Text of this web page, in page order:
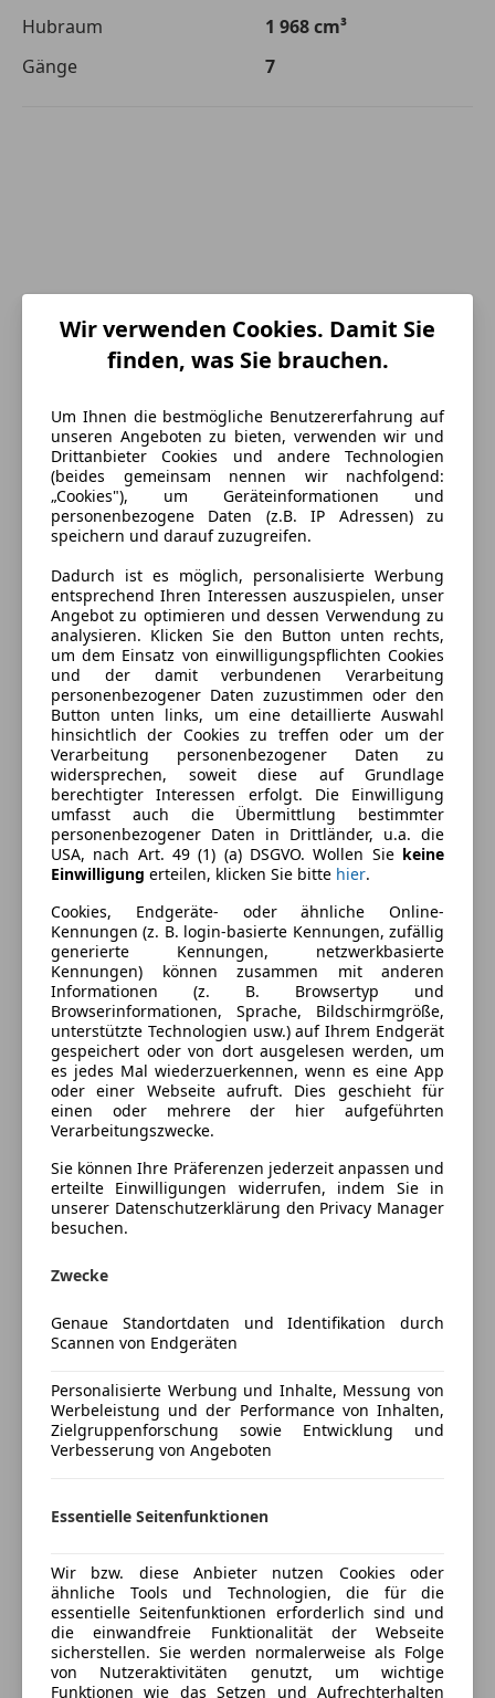
Hubraum
1 968 cm³
Gänge
7
Energieverbrauch
Kraftstoff Diesel
Ausstattung
Komfort
2-Zonen-Klimaautomatik
Armlehne
Berganfahrassistent
Einparkhilfe
Einparkhilfe Sensoren hinten
Einparkhilfe Sensoren vorne
Elektrische Fensterheber
Elektrische Seitenspiegel
Klimaanlage
Lederausstattung
Lederlenkrad
Lichtsensor
Multifunktionslenkrad
Navigationssystem
Regensensor
Schlüssellose Zentralverriegelung
Sitzheizung
Start/Stop-Automatik
Tempomat
Unterhaltung/Media
Bordcomputer
Freisprecheinrichtung
Soundsystem
Sicherheit
Beifahrerairbag
Fahrerairbag
Isofix
Kopfairbag
LED-Scheinwerfer
LED-Tagfahrlicht
Mehr anzeigen
Farbe und Innenausstattung
Außenfarbe
Schwarz
Lackierung
Metallic
Innenausstattung
Vollleder
Fahrzeugbeschreibung
FINANZIERUNG UND EINTAUSCH MÖGLICH.
Besichtigungen sind gerne nach Terminvereinbarung
jederzeit möglich.
Wir sind auch an Sonntagen und Feiertagen für Sie
erreichbar.
Angaben ohne Gewähr, Irrtum und Zwischenverkauf
Ausstattungslisten werden teilweise von Eurotax
zu Abweichungen kommen kann, übernehmen
Eurotax und auch wir keine Haftung für die
bei der Besichtigung bzw. Probefahrt selbst prüfen.
-Erstbesitz
-Frisches Pickerl Gutachten bis: 09/2026
Preisbewertung
Versicherung
anpassen
Freischaden-Gutschein ab Stufe 0
Auto einfach online versichern & Rabatt holen
Wir verwenden Cookies. Damit Sie
finden, was Sie brauchen.
Um Ihnen die bestmögliche Benutzererfahrung auf
unseren Angeboten zu bieten, verwenden wir und
Drittanbieter Cookies und andere Technologien
(beides gemeinsam nennen wir nachfolgend:
„Cookies"), um Geräteinformationen und
personenbezogene Daten (z.B. IP Adressen) zu
speichern und darauf zuzugreifen.
Dadurch ist es möglich, personalisierte Werbung
entsprechend Ihren Interessen auszuspielen, unser
Angebot zu optimieren und dessen Verwendung zu
analysieren. Klicken Sie den Button unten rechts,
um dem Einsatz von einwilligungspflichten Cookies
und der damit verbundenen Verarbeitung
personenbezogener Daten zuzustimmen oder den
Button unten links, um eine detaillierte Auswahl
hinsichtlich der Cookies zu treffen oder um der
Verarbeitung personenbezogener Daten zu
widersprechen, soweit diese auf Grundlage
berechtigter Interessen erfolgt. Die Einwilligung
umfasst auch die Übermittlung bestimmter
personenbezogener Daten in Drittländer, u.a. die
USA, nach Art. 49 (1) (a) DSGVO. Wollen Sie keine
Einwilligung erteilen, klicken Sie bitte hier.
Cookies, Endgeräte- oder ähnliche Online-
Kennungen (z. B. login-basierte Kennungen, zufällig
generierte Kennungen, netzwerkbasierte
Kennungen) können zusammen mit anderen
Informationen (z. B. Browsertyp und
Browserinformationen, Sprache, Bildschirmgröße,
unterstützte Technologien usw.) auf Ihrem Endgerät
gespeichert oder von dort ausgelesen werden, um
es jedes Mal wiederzuerkennen, wenn es eine App
oder einer Webseite aufruft. Dies geschieht für
einen oder mehrere der hier aufgeführten
Verarbeitungszwecke.
Sie können Ihre Präferenzen jederzeit anpassen und
erteilte Einwilligungen widerrufen, indem Sie in
unserer Datenschutzerklärung den Privacy Manager
besuchen.
Zwecke
Genaue Standortdaten und Identifikation durch
Scannen von Endgeräten
Personalisierte Werbung und Inhalte, Messung von
Werbeleistung und der Performance von Inhalten,
Zielgruppenforschung sowie Entwicklung und
Verbesserung von Angeboten
Essentielle Seitenfunktionen
Wir bzw. diese Anbieter nutzen Cookies oder
ähnliche Tools und Technologien, die für die
essentielle Seitenfunktionen erforderlich sind und
die einwandfreie Funktionalität der Webseite
sicherstellen. Sie werden normalerweise als Folge
von Nutzeraktivitäten genutzt, um wichtige
Funktionen wie das Setzen und Aufrechterhalten